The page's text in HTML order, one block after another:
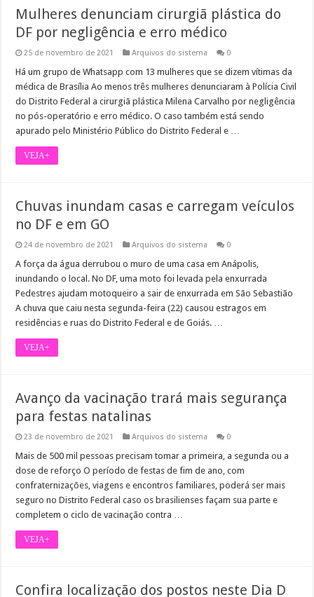
Mulheres denunciam cirurgiã plástica do
DF por negligência e erro médico
25 de novembro de 2021 Arquivos do sistema 0
Há um grupo de Whatsapp com 13 mulheres que se dizem vítimas da
médica de Brasília Ao menos três mulheres denunciaram à Polícia Civil
do Distrito Federal a cirurgiã plástica Milena Carvalho por negligência
no pós-operatório e erro médico. O caso também está sendo
apurado pelo Ministério Público do Distrito Federal e …
VEJA+
Chuvas inundam casas e carregam veículos
no DF e em GO
24 de novembro de 2021 Arquivos do sistema 0
A força da água derrubou o muro de uma casa em Anápolis,
inundando o local. No DF, uma moto foi levada pela enxurrada
Pedestres ajudam motoqueiro a sair de enxurrada em São Sebastião
A chuva que caiu nesta segunda-feira (22) causou estragos em
residências e ruas do Distrito Federal e de Goiás. …
VEJA+
Avanço da vacinação trará mais segurança
para festas natalinas
23 de novembro de 2021 Arquivos do sistema 0
Mais de 500 mil pessoas precisam tomar a primeira, a segunda ou a
dose de reforço O período de festas de fim de ano, com
confraternizações, viagens e encontros familiares, poderá ser mais
seguro no Distrito Federal caso os brasilienses façam sua parte e
completem o ciclo de vacinação contra …
VEJA+
Confira localização dos postos neste Dia D